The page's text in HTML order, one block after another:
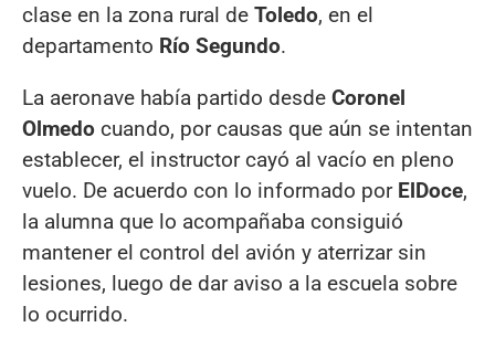
clase en la zona rural de Toledo, en el
departamento Río Segundo.
La aeronave había partido desde Coronel
Olmedo cuando, por causas que aún se intentan
establecer, el instructor cayó al vacío en pleno
vuelo. De acuerdo con lo informado por ElDoce,
la alumna que lo acompañaba consiguió
mantener el control del avión y aterrizar sin
lesiones, luego de dar aviso a la escuela sobre
lo ocurrido.